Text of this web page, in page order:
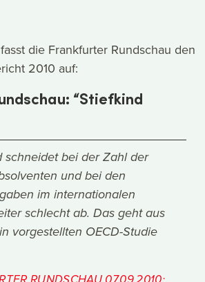
die Frankfurter Rundschau den
2010 auf:
“Stiefkind
schneidet bei der Zahl der
und bei den
im internationalen
schlecht ab. Das geht aus
vorgestellten OECD-Studie